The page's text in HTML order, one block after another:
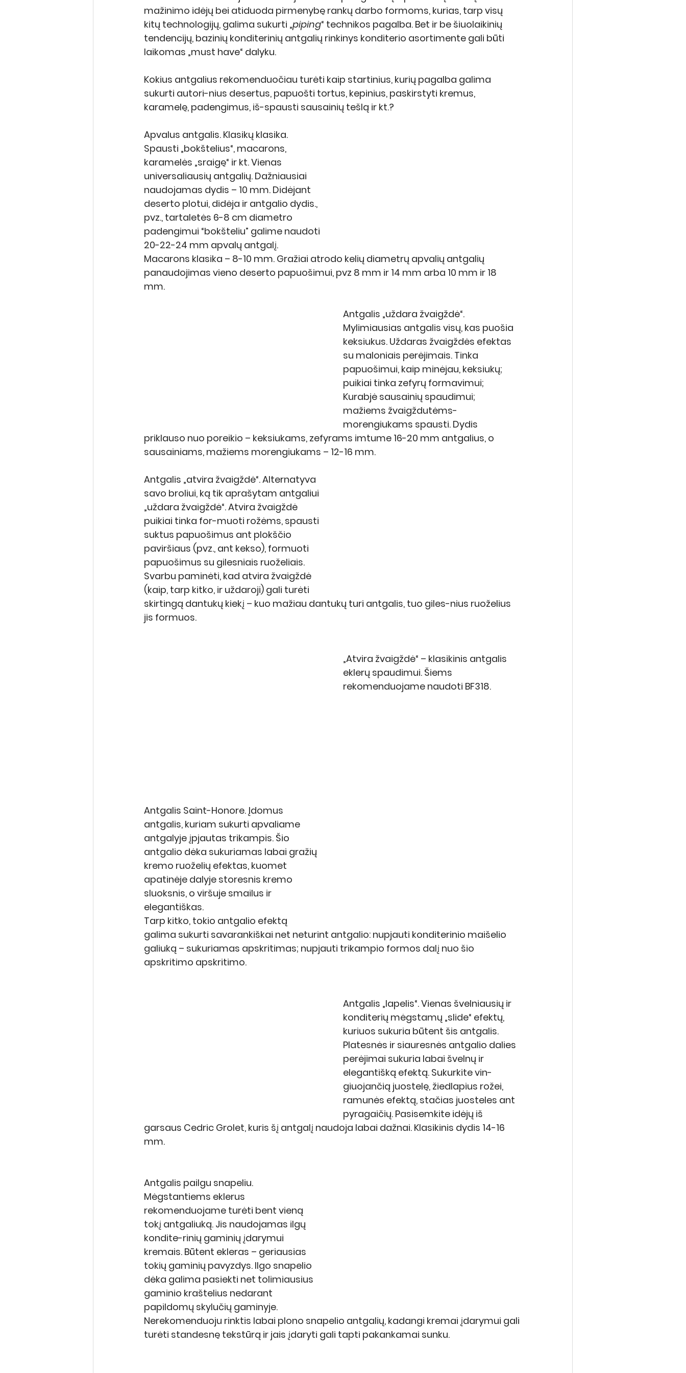
mažinimo idėjų bei atiduoda pirmenybę rankų darbo formoms, kurias, tarp visų
kitų technologijų, galima sukurti „piping“ technikos pagalba. Bet ir be šiuolaikinių
tendencijų, bazinių konditerinių antgalių rinkinys konditerio asortimente gali būti
laikomas „must have“ dalyku.
Kokius antgalius rekomenduočiau turėti kaip startinius, kurių pagalba galima
sukurti autori-nius desertus, papuošti tortus, kepinius, paskirstyti kremus,
karamelę, padengimus, iš-spausti sausainių tešlą ir kt.?
Apvalus antgalis. Klasikų klasika.
Spausti „bokštelius“, macarons,
karamelės „sraigę“ ir kt. Vienas
universaliausių antgalių. Dažniausiai
naudojamas dydis – 10 mm. Didėjant
deserto plotui, didėja ir antgalio dydis.,
pvz., tartaletės 6-8 cm diametro
padengimui “bokšteliu” galime naudoti
20-22-24 mm apvalų antgalį.
Macarons klasika – 8-10 mm. Gražiai atrodo kelių diametrų apvalių antgalių
panaudojimas vieno deserto papuošimui, pvz 8 mm ir 14 mm arba 10 mm ir 18
mm.
Antgalis „uždara žvaigždė“.
Mylimiausias antgalis visų, kas puošia
keksiukus. Uždaras žvaigždės efektas
su maloniais perėjimais. Tinka
papuošimui, kaip minėjau, keksiukų;
puikiai tinka zefyrų formavimui;
Kurabjė sausainių spaudimui;
mažiems žvaigždutėms-
morengiukams spausti. Dydis
priklauso nuo poreikio – keksiukams, zefyrams imtume 16-20 mm antgalius, o
sausainiams, mažiems morengiukams – 12-16 mm.
Antgalis „atvira žvaigždė“. Alternatyva
savo broliui, ką tik aprašytam antgaliui
„uždara žvaigždė“. Atvira žvaigždė
puikiai tinka for-muoti rožėms, spausti
suktus papuošimus ant plokščio
paviršiaus (pvz., ant kekso), formuoti
papuošimus su gilesniais ruoželiais.
Svarbu paminėti, kad atvira žvaigždė
(kaip, tarp kitko, ir uždaroji) gali turėti
skirtingą dantukų kiekį – kuo mažiau dantukų turi antgalis, tuo giles-nius ruoželius
jis formuos.
„Atvira žvaigždė“ – klasikinis antgalis
eklerų spaudimui. Šiems
rekomenduojame naudoti BF318.
Antgalis Saint-Honore. Įdomus
antgalis, kuriam sukurti apvaliame
antgalyje įpjautas trikampis. Šio
antgalio dėka sukuriamas labai gražių
kremo ruoželių efektas, kuomet
apatinėje dalyje storesnis kremo
sluoksnis, o viršuje smailus ir
elegantiškas.
Tarp kitko, tokio antgalio efektą
galima sukurti savarankiškai net neturint antgalio: nupjauti konditerinio maišelio
galiuką – sukuriamas apskritimas; nupjauti trikampio formos dalį nuo šio
apskritimo apskritimo.
Antgalis „lapelis“. Vienas švelniausių ir
konditerių mėgstamų „slide“ efektų,
kuriuos sukuria būtent šis antgalis.
Platesnės ir siauresnės antgalio dalies
perėjimai sukuria labai švelnų ir
elegantišką efektą. Sukurkite vin-
giuojančią juostelę, žiedlapius rožei,
ramunės efektą, stačias juosteles ant
pyragaičių. Pasisemkite idėjų iš
garsaus Cedric Grolet, kuris šį antgalį naudoja labai dažnai. Klasikinis dydis 14-16
mm.
Antgalis pailgu snapeliu.
Mėgstantiems eklerus
rekomenduojame turėti bent vieną
tokį antgaliuką. Jis naudojamas ilgų
kondite-rinių gaminių įdarymui
kremais. Būtent ekleras – geriausias
tokių gaminių pavyzdys. Ilgo snapelio
dėka galima pasiekti net tolimiausius
gaminio kraštelius nedarant
papildomų skylučių gaminyje.
Nerekomenduoju rinktis labai plono snapelio antgalių, kadangi kremai įdarymui gali
turėti standesnę tekstūrą ir jais įdaryti gali tapti pakankamai sunku.